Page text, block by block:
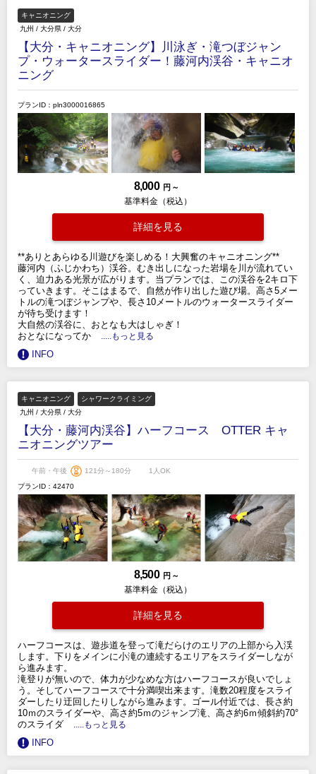
キャニオニング
九州 / 大分県 / 大分
【大分・キャニオニング】川泳ぎ・滝つぼジャン
プ・ウォータースライダー！藤河内渓谷・キャニオ
ニング
プランID：pln3000016865
8,000 円 ～
基準料金（税込）
詳細を見る
**ありとあらゆる川遊びを楽しめる！大興奮のキャニオニング**
藤河内（ふじかわち）渓谷。むき出しになった岩場を川が流れてい
く、迫力ある光景が広がります。当プランでは、この渓谷を2キロ下
っていきます。そこはまるで、自然が作り出した遊び場。高さ5メー
トルの滝つぼジャンプや、長さ10メートルのウォータースライダー
が待ち受けます！
大自然の渓谷に、おとなも大はしゃぎ！
おとなになってか
.....もっと見る
INFO
キャニオニング
シャワークライミング
九州 / 大分県 / 大分
【大分・藤河内渓谷】ハーフコース OTTER キャ
ニオニングツアー
午前・午後 121分～180分
1人OK
プランID：42470
8,500 円 ～
基準料金（税込）
詳細を見る
ハーフコースは、遊歩道を登って滝だらけのエリアの上部から入渓
します。下りをメインに小滝の連続するエリアをスライダーしなが
ら進みます。
滝登りが無いので、体力が少なめな方はハーフコースが良いでしょ
う。そしてハーフコースで十分満喫出来ます。滝数20程度をスライ
ダーしたり迂回したりしながら進みます。ゴール付近では、長さ約
10ｍのスライダーや、高さ約5ｍのジャンプ滝、高さ約6ｍ傾斜約70°
のスライダ
.....もっと見る
INFO